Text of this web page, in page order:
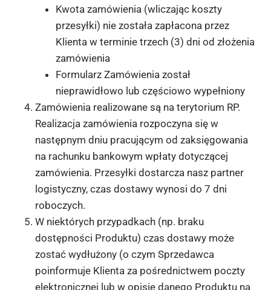
Kwota zamówienia (wliczając koszty
przesyłki) nie została zapłacona przez
Klienta w terminie trzech (3) dni od złożenia
zamówienia
Formularz Zamówienia został
nieprawidłowo lub częściowo wypełniony
Zamówienia realizowane są na terytorium RP.
Realizacja zamówienia rozpoczyna się w
następnym dniu pracującym od zaksięgowania
na rachunku bankowym wpłaty dotyczącej
zamówienia. Przesyłki dostarcza nasz partner
logistyczny, czas dostawy wynosi do 7 dni
roboczych.
W niektórych przypadkach (np. braku
dostępności Produktu) czas dostawy może
zostać wydłużony (o czym Sprzedawca
poinformuje Klienta za pośrednictwem poczty
elektronicznej lub w opisie danego Produktu na